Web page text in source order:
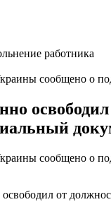
сообщено о
сообщено о
от